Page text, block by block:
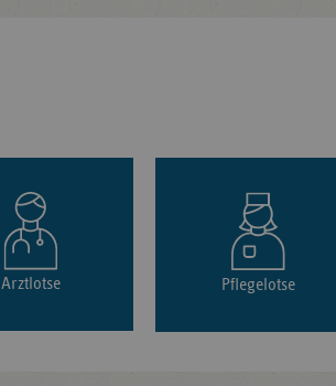
Arztlotse Pflegelotse